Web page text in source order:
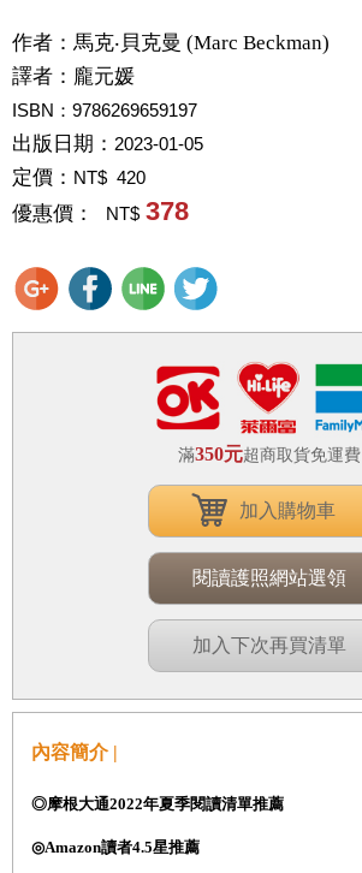
作者： 馬克‧貝克曼 (Marc Beckman)
譯者： 龐元媛
ISBN：9786269659197
出版日期： 2023-01-05
定價： NT$ 420
優惠價： NT$ 378
滿350元超商取貨免運費
加入購物車
閱讀護照網站選領
加入下次再買清單
內容簡介 |
◎摩根大通2022年夏季閱讀清單推薦
◎Amazon讀者4.5星推薦